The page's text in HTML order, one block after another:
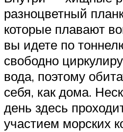
разноцветный
которые плавают
вы идете по
свободно
вода, поэтому
себя, как дома.
день здесь
участием морских